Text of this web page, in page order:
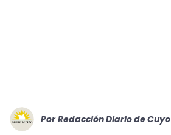
Por Redacción Diario de Cuyo